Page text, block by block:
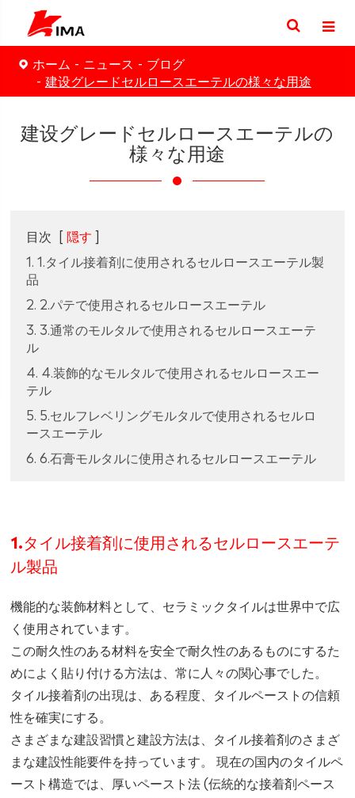
ホーム ニュース
ブログ
建设グレードセルロースエーテルの様々な用途
建设グレードセルロースエーテルの
様々な用途
目次 [ 隠す ]
1. 1.タイル接着剤に使用されるセルロースエーテル製
品
2. 2.パテで使用されるセルロースエーテル
3. 3.通常のモルタルで使用されるセルロースエーテ
ル
4. 4.装飾的なモルタルで使用されるセルロースエー
テル
5. 5.セルフレベリングモルタルで使用されるセルロ
ースエーテル
6. 6.石膏モルタルに使用されるセルロースエーテル
1.タイル接着剤に使用されるセルロースエーテ
ル製品
機能的な装飾材料として、セラミックタイルは世界中で広
く使用されています。
この耐久性のある材料を安全で耐久性のあるものにするた
めによく貼り付ける方法は、常に人々の関心事でした。
タイル接着剤の出現は、ある程度、タイルペーストの信頼
性を確実にする。
さまざまな建設習慣と建設方法は、タイル接着剤のさまざ
まな建設性能要件を持っています。 現在の国内のタイルペ
ースト構造では、厚いペースト法 (伝統的な接着剤ペース